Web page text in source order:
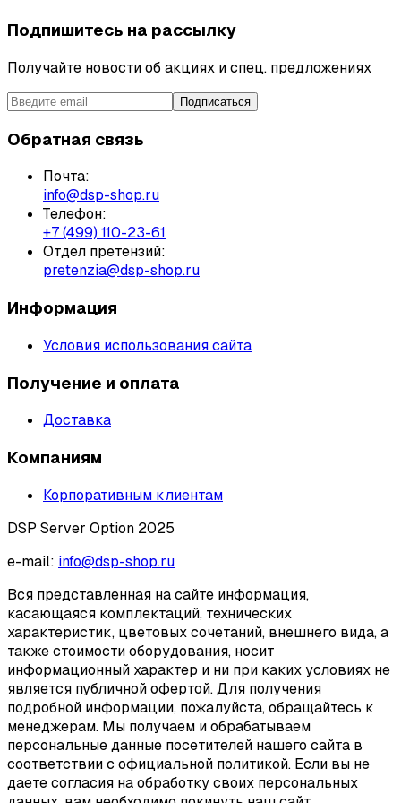
Подпишитесь на рассылку
Получайте новости об акциях и спец. предложениях
Подписаться
Обратная связь
Почта:
info@dsp-shop.ru
Телефон:
+7 (499) 110-23-61
Отдел претензий:
pretenzia@dsp-shop.ru
Информация
Условия использования сайта
Получение и оплата
Доставка
Компаниям
Корпоративным клиентам
DSP Server Option 2025
e-mail: info@dsp-shop.ru
Вся представленная на сайте информация,
касающаяся комплектаций, технических
характеристик, цветовых сочетаний, внешнего вида, а
также стоимости оборудования, носит
информационный характер и ни при каких условиях не
является публичной офертой. Для получения
подробной информации, пожалуйста, обращайтесь к
менеджерам. Мы получаем и обрабатываем
персональные данные посетителей нашего сайта в
соответствии с официальной политикой. Если вы не
даете согласия на обработку своих персональных